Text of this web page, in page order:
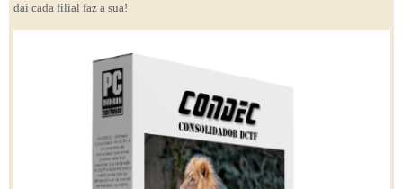
daí cada filial faz a sua!